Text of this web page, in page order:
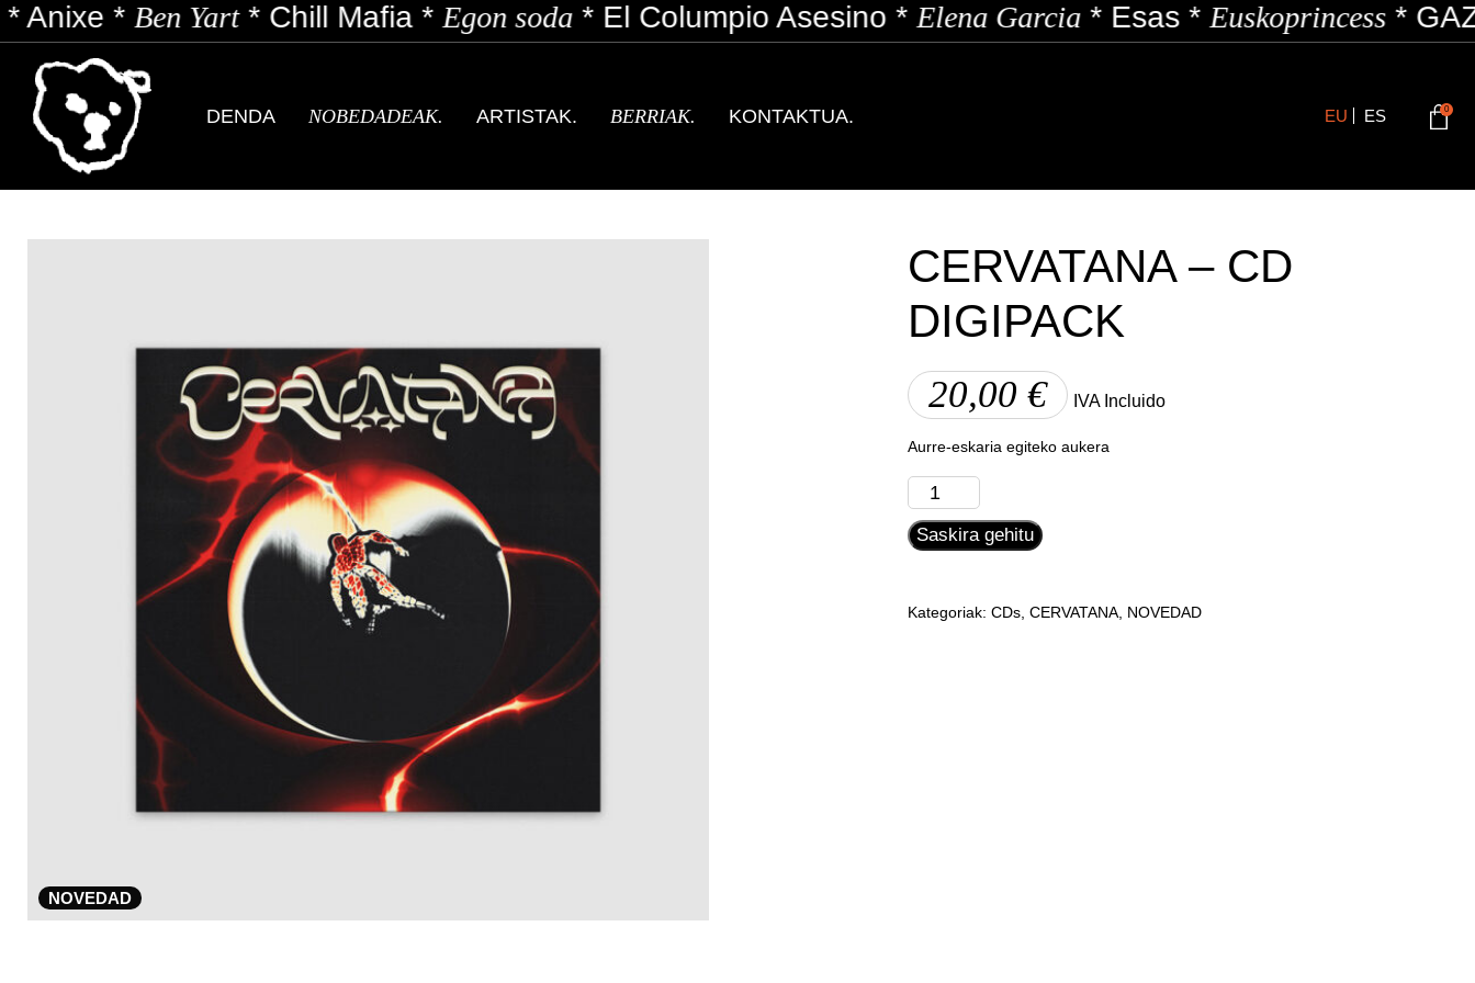
Anixe*Ben Yart*Chill Mafia*Egon soda*El Columpio Asesino*Elena Garcia*Esas*Euskoprincess*
DENDA NOBEDADEAK. ARTISTAK. BERRIAK. KONTAKTUA. EU ES 0
NOVEDAD
CERVATANA – CD
DIGIPACK
20,00€ IVA Incluido
Aurre-eskaria egiteko aukera
CERVATANA
-
CDSaskira gehitu
Kategoriak:CDs ,CERVATANA NOVEDAD